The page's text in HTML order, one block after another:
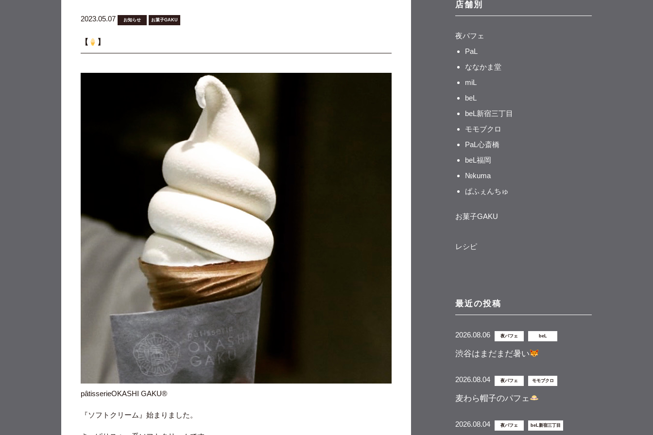
2023.05.07 お知らせ お菓子GAKU
【 】
pâtisserieOKASHI GAKU®︎
『ソフトクリーム』始まりました。
店舗別
夜パフェ
PaL
ななかま堂
miL
beL
beL新宿三丁目
モモブクロ
PaL心斎橋
beL福岡
№kuma
ぱふぇんちゅ
お菓子GAKU
レシピ
最近の投稿
2026.08.06 夜パフェ beL
渋谷はまだまだ暑い
2026.08.04 夜パフェ モモブクロ
麦わら帽子のパフェ
2026.08.04 夜パフェ beL新宿三丁目